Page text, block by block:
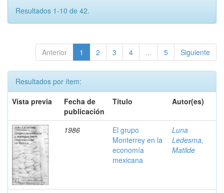
Resultados 1-10 de 42.
Anterior 1 2 3 4 ... 5 Siguiente
Resultados por ítem:
Vista previa
Fecha de
publicación
Título Autor(es)
1986
El grupo
Monterrey en la
economía
mexicana
Luna
Ledesma,
Matilde